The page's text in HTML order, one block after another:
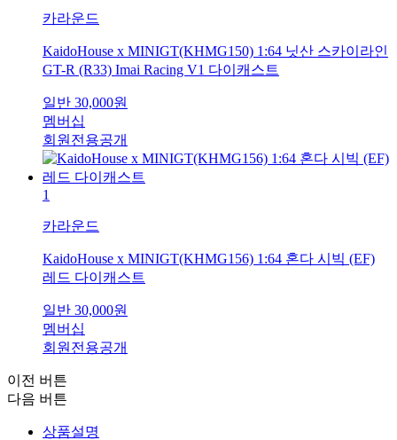
카라운드
KaidoHouse x MINIGT(KHMG150) 1:64 닛산 스카이라인
GT-R (R33) Imai Racing V1 다이캐스트
일반 30,000원
멤버십
회원전용공개
1
카라운드
KaidoHouse x MINIGT(KHMG156) 1:64 혼다 시빅 (EF)
레드 다이캐스트
일반 30,000원
멤버십
회원전용공개
이전 버튼
다음 버튼
상품설명